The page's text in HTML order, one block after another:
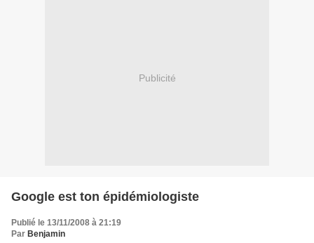
Publicité
Google est ton épidémiologiste
Publié le 13/11/2008 à 21:19
Par Benjamin